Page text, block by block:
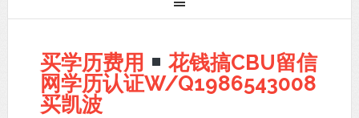
买学历费用
花钱搞CBU留信
网学历认证W/Q1986543008
买凯波